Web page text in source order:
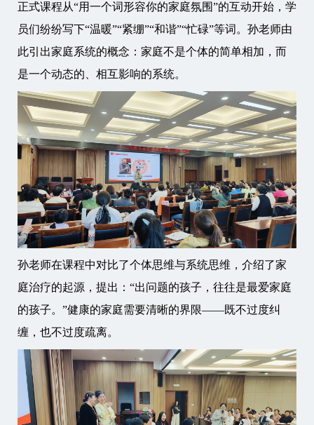
正式课程从“用一个词形容你的家庭氛围”的互动开始，学
员们纷纷写下“温暖”“紧绷”“和谐”“忙碌”等词。孙老师由
此引出家庭系统的概念：家庭不是个体的简单相加，而
是一个动态的、相互影响的系统。
孙老师在课程中对比了个体思维与系统思维，介绍了家
庭治疗的起源，提出：“出问题的孩子，往往是最爱家庭
的孩子。”健康的家庭需要清晰的界限——既不过度纠
缠，也不过度疏离。